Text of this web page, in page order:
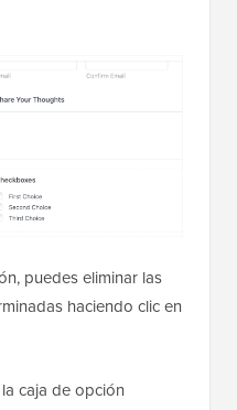
puedes eliminar las
haciendo clic en
caja de opción